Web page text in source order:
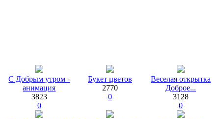
С Добрым утром -
анимация
3823
0
Букет цветов
2770
0
Веселая открытка
Доброе...
3128
0